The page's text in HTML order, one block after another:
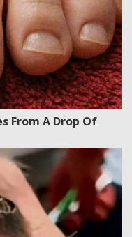
From A Drop Of